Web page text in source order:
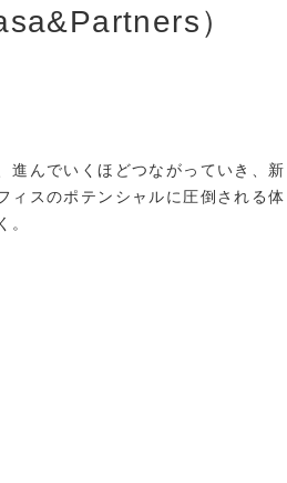
）
進んでいくほどつながっていき、新
ィスのポテンシャルに圧倒される体
。